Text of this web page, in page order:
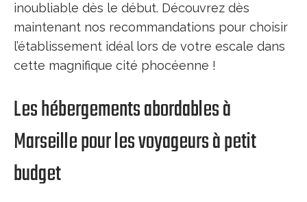
inoubliable dès le début. Découvrez dès
maintenant nos recommandations pour choisir
l’établissement idéal lors de votre escale dans
cette magnifique cité phocéenne !
Les hébergements abordables à
Marseille pour les voyageurs à petit
budget